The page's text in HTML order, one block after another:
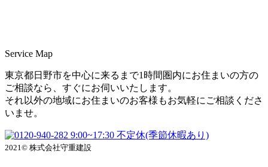
Service Map
東京都日野市を中心に来るまで1時間圏内にお住まいの方の
ご相談なら、すぐにお伺いいたします。
それ以外の地域にお住まいのお客様もお気軽にご相談くださ
いませ。
9:00~17:30 不定休(季節休暇あり)
2021© 株式会社守重建設